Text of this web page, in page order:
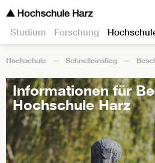
Studium Forschung
Hochschule Schnelleinstieg
Informationen für
Hochschule Harz